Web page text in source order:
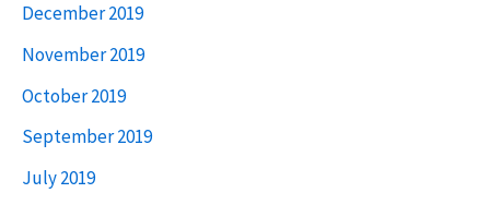
December 2019
November 2019
October 2019
September 2019
July 2019